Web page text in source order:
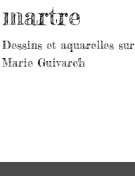
martre
Dessins et aquarelles
Marie Guivarc'h